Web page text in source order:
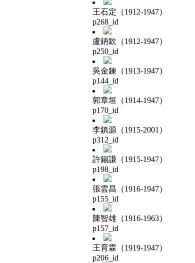
王石定（1912-1947）
p268_id
盧鈵欽（1912-1947）
p250_id
吳金鍊（1913-1947）
p144_id
郭章垣（1914-1947）
p170_id
李鎮源（1915-2001）
p312_id
許錫謙（1915-1947）
p198_id
張雲昌（1916-1947）
p155_id
陳智雄（1916-1963）
p157_id
王育霖（1919-1947）
p206_id